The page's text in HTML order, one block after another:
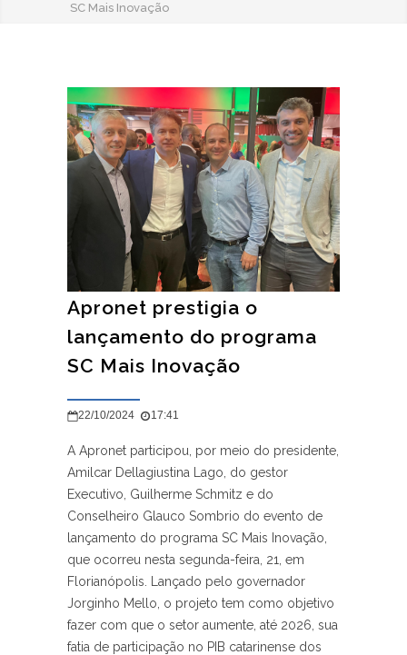
SC Mais Inovação
Apronet prestigia o
lançamento do programa
SC Mais Inovação
22/10/2024 17:41
A Apronet participou, por meio do presidente,
Amilcar Dellagiustina Lago, do gestor
Executivo, Guilherme Schmitz e do
Conselheiro Glauco Sombrio do evento de
lançamento do programa SC Mais Inovação,
que ocorreu nesta segunda-feira, 21, em
Florianópolis. Lançado pelo governador
Jorginho Mello, o projeto tem como objetivo
fazer com que o setor aumente, até 2026, sua
fatia de participação no PIB catarinense dos